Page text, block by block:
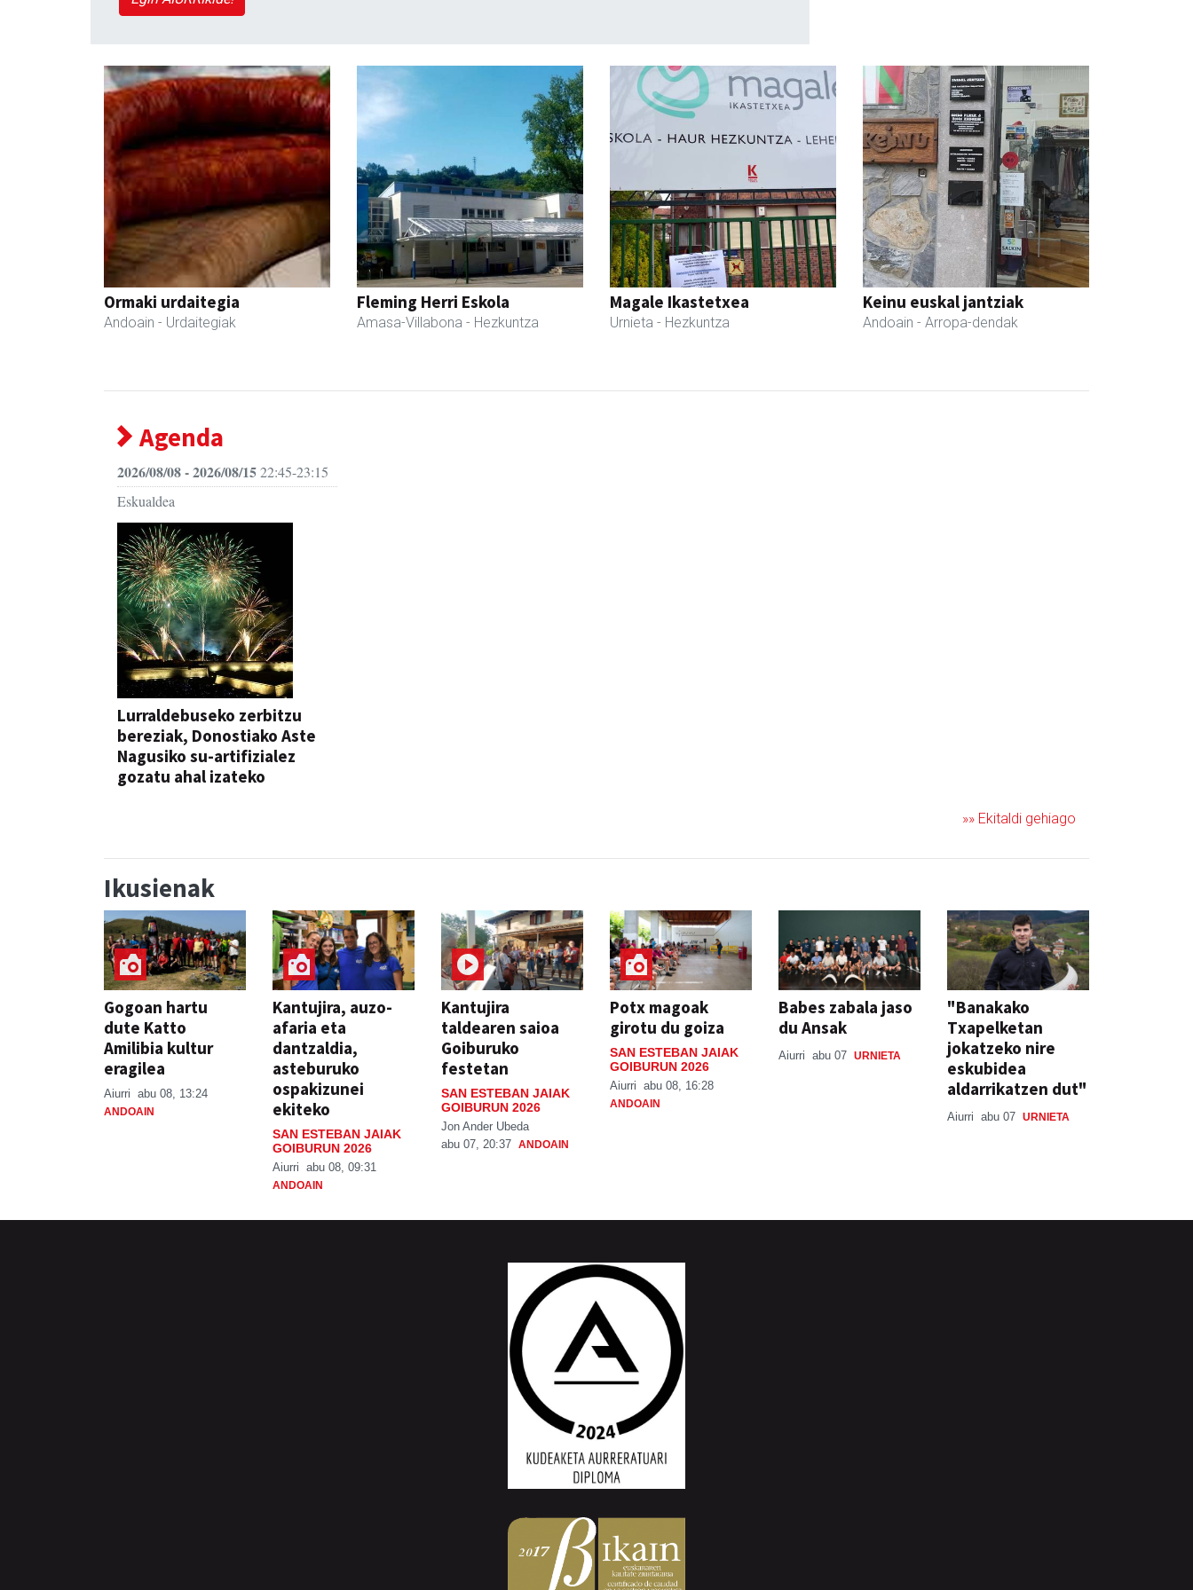
Ormaki urdaitegia
Andoain - Urdaitegiak
Fleming Herri Eskola
Amasa-Villabona - Hezkuntza
Magale Ikastetxea
Urnieta - Hezkuntza
Keinu euskal jantziak
Andoain - Arropa-dendak
Agenda
2026/08/08 - 2026/08/1522:45-23:15
Eskualdea
Lurraldebuseko zerbitzu
bereziak, Donostiako Aste
Nagusiko su-artifizialez
gozatu ahal izateko
»» Ekitaldi gehiago
Ikusienak
Gogoan hartu
dute Katto
Amilibia kultur
eragilea
Aiurri abu 08, 13:24
ANDOAIN
Kantujira, auzo-
afaria eta
dantzaldia,
asteburuko
ospakizunei
ekiteko
SAN ESTEBAN JAIAK
GOIBURUN 2026
Aiurri abu 08, 09:31
ANDOAIN
Kantujira
taldearen saioa
Goiburuko
festetan
SAN ESTEBAN JAIAK
GOIBURUN 2026
Jon Ander Ubeda
abu 07, 20:37 ANDOAIN
Potx magoak
girotu du goiza
SAN ESTEBAN JAIAK
GOIBURUN 2026
Aiurri abu 08, 16:28
ANDOAIN
Babes zabala jaso
du Ansak
Aiurri abu 07 URNIETA
"Banakako
Txapelketan
jokatzeko nire
eskubidea
aldarrikatzen dut"
Aiurri abu 07 URNIETA